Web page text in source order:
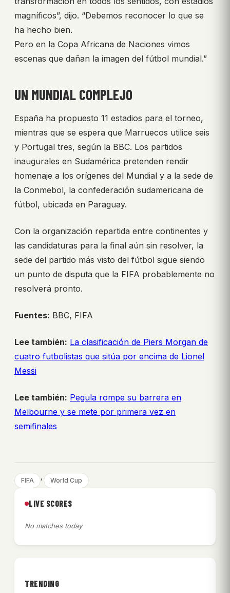
magníficos”, dijo. “Debemos reconocer lo que se
ha hecho bien.
Pero en la Copa Africana de Naciones vimos
escenas que dañan la imagen del fútbol mundial.”
UN MUNDIAL COMPLEJO
España ha propuesto 11 estadios para el torneo,
mientras que se espera que Marruecos utilice seis
y Portugal tres, según la BBC. Los partidos
inaugurales en Sudamérica pretenden rendir
homenaje a los orígenes del Mundial y a la sede de
la Conmebol, la confederación sudamericana de
fútbol, ubicada en Paraguay.
Con la organización repartida entre continentes y
las candidaturas para la final aún sin resolver, la
sede del partido más visto del fútbol sigue siendo
un punto de disputa que la FIFA probablemente no
resolverá pronto.
Fuentes: BBC, FIFA
Lee también: La clasificación de Piers Morgan de
cuatro futbolistas que sitúa por encima de Lionel
Messi
Lee también: Pegula rompe su barrera en
Melbourne y se mete por primera vez en
semifinales
FIFA , World Cup
LIVE SCORES
No matches today
TRENDING